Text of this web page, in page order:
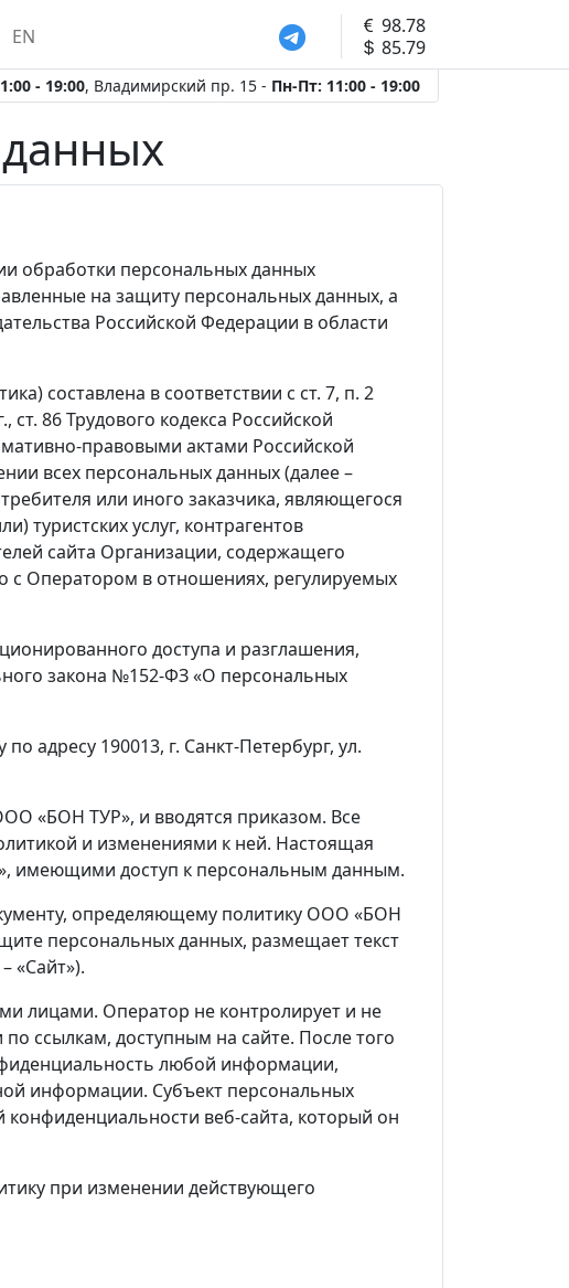
EN
98.78
85.79
- 19:00, Владимирский пр. 15 - Пн-Пт: 11:00 - 19:00
обработки персональных данных
на защиту персональных данных, а
Российской Федерации в области
составлена в соответствии с ст. 7, п. 2
86 Трудового кодекса Российской
правовыми актами Российской
всех персональных данных (далее –
или иного заказчика, являющегося
туристских услуг, контрагентов
сайта Организации, содержащего
с Оператором в отношениях, регулируемых
доступа и разглашения,
закона №152-ФЗ «О персональных
адресу 190013, г. Санкт-Петербург, ул.
«БОН ТУР», и вводятся приказом. Все
и изменениями к ней. Настоящая
имеющими доступ к персональным данным.
определяющему политику ООО «БОН
персональных данных, размещает текст
«Сайт»).
лицами. Оператор не контролирует и не
ссылкам, доступным на сайте. После того
любой информации,
информации. Субъект персональных
веб-сайта, который он
при изменении действующего